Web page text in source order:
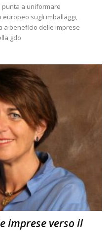
punta a uniformare
sugli imballaggi,
a beneficio delle imprese
gdo
imprese verso il